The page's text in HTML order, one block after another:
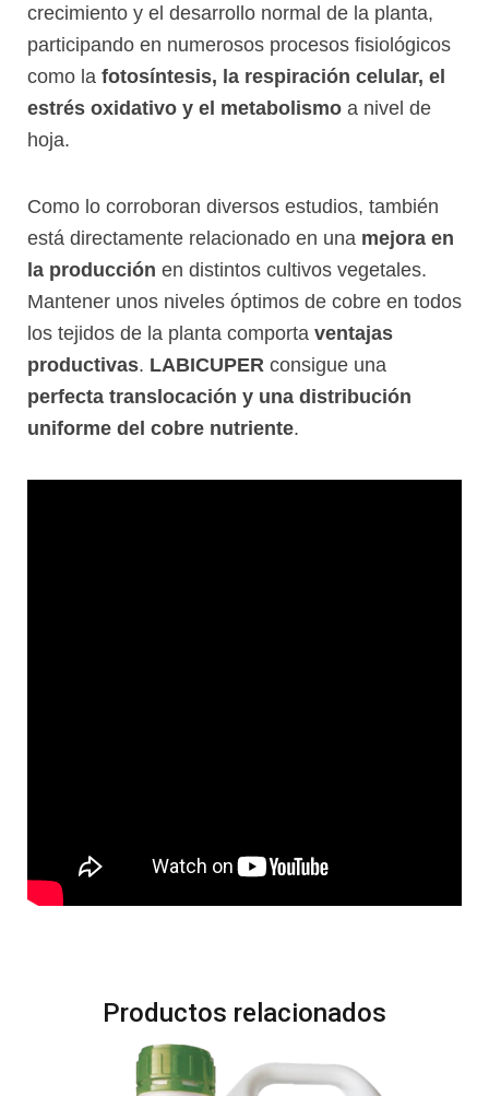
crecimiento y el desarrollo normal de la planta,
participando en numerosos procesos fisiológicos
como la fotosíntesis, la respiración celular, el
estrés oxidativo y el metabolismo a nivel de
hoja.
Como lo corroboran diversos estudios, también
está directamente relacionado en una mejora en
la producción en distintos cultivos vegetales.
Mantener unos niveles óptimos de cobre en todos
los tejidos de la planta comporta ventajas
productivas. LABICUPER consigue una
perfecta translocación y una distribución
uniforme del cobre nutriente.
Productos relacionados